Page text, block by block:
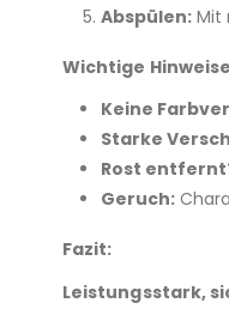
Abspülen: Mit
Wichtige
Keine
Starke
Rost
Geruch:
Fazit:
Leistungsstark,